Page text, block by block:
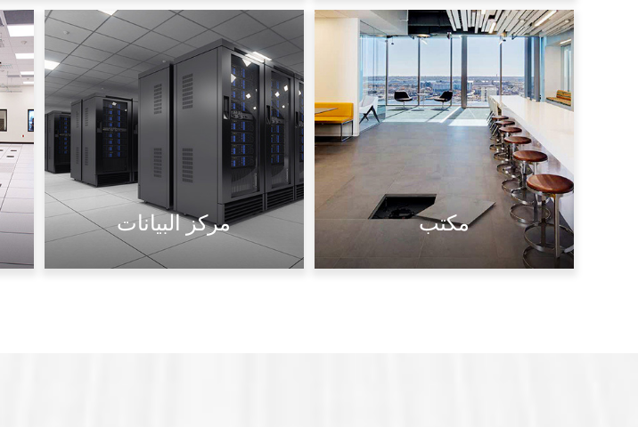
مضاد للكهرباء
مثقب
مخصص
مركز البيانات مكتب